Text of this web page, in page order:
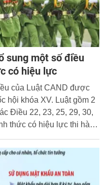
sung một số điều
có hiệu lực
của Luật CAND được
hội khóa XV. Luật gồm 2
Điều 22, 23, 25, 29, 30,
thức có hiệu lực thi hành